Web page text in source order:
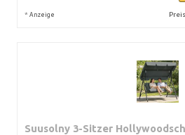
* Anzeige
Suusolny 3-Sitzer